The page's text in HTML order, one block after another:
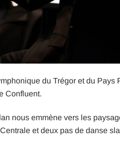
du Trégor et du Pays
Confluent.
nous emmène vers les
et deux pas de danse